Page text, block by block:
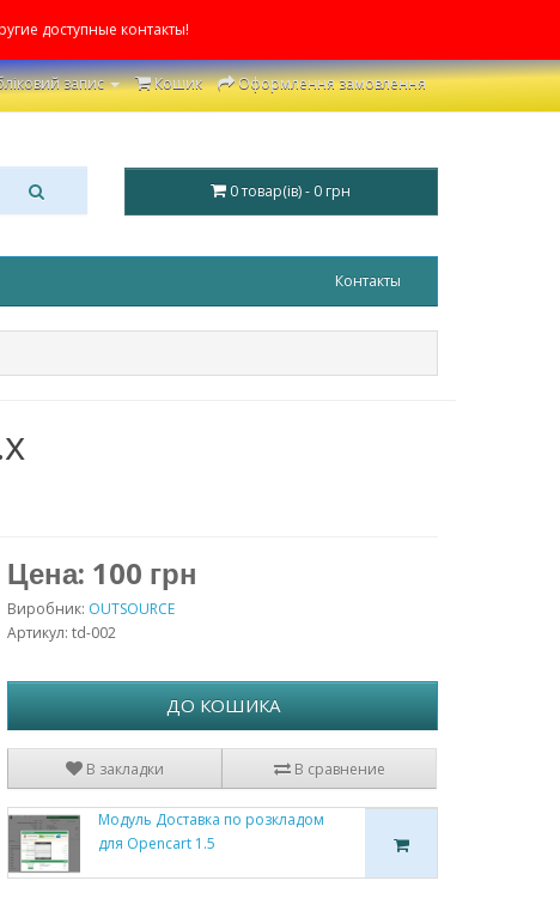
доступные контакты!
запис Кошик Оформлення замовлення
0 товар(ів) - 0 грн
Контакты
Цена: 100 грн
Виробник: OUTSOURCE
Артикул: td-002
ДО КОШИКА
В закладки В сравнение
Модуль Доставка по розкладом
для Opencart 1.5